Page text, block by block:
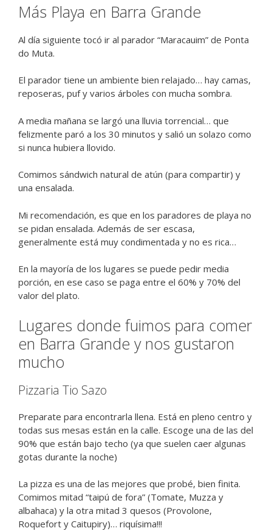
Más Playa en Barra Grande
Al día siguiente tocó ir al parador “Maracauim” de Ponta
do Muta.
El parador tiene un ambiente bien relajado… hay camas,
reposeras, puf y varios árboles con mucha sombra.
A media mañana se largó una lluvia torrencial… que
felizmente paró a los 30 minutos y salió un solazo como
si nunca hubiera llovido.
Comimos sándwich natural de atún (para compartir) y
una ensalada.
Mi recomendación, es que en los paradores de playa no
se pidan ensalada. Además de ser escasa,
generalmente está muy condimentada y no es rica…
En la mayoría de los lugares se puede pedir media
porción, en ese caso se paga entre el 60% y 70% del
valor del plato.
Lugares donde fuimos para comer
en Barra Grande y nos gustaron
mucho
Pizzaria Tio Sazo
Preparate para encontrarla llena. Está en pleno centro y
todas sus mesas están en la calle. Escoge una de las del
90% que están bajo techo (ya que suelen caer algunas
gotas durante la noche)
La pizza es una de las mejores que probé, bien finita.
Comimos mitad “taipú de fora” (Tomate, Muzza y
albahaca) y la otra mitad 3 quesos (Provolone,
Roquefort y Caitupiry)… riquísima!!!